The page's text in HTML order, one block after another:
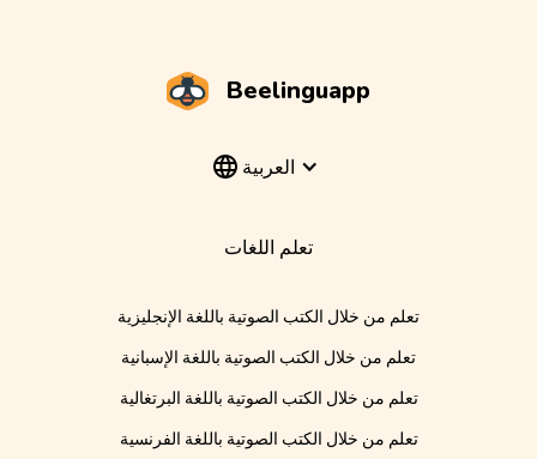
Beelinguapp
العربية
تعلم اللغات
تعلم من خلال الكتب الصوتية باللغة الإنجليزية
تعلم من خلال الكتب الصوتية باللغة الإسبانية
تعلم من خلال الكتب الصوتية باللغة البرتغالية
تعلم من خلال الكتب الصوتية باللغة الفرنسية